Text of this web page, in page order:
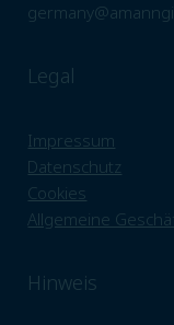
Legal
Impressum
Datenschutz
Cookies
Allgemeine
Hinweis